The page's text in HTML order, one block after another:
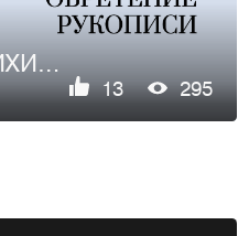
Мерч выставки ТИХИЙ ДОН. ОБРЕТЕНИЕ РУКОПИСИ
13 295